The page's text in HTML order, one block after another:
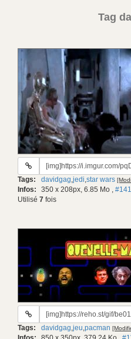
Tag
URL
gif:
Tags: davidgag,jedi,star wars
Infos: 350 x 208px, 6.85 Mo ,
Utilisé 7 fois
URL
gif:
Tags: davidgag,jeu,pacman